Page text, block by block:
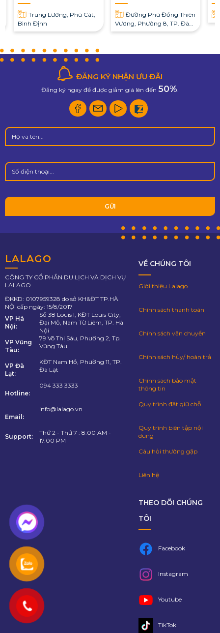
Trung Lương, Phù Cát,
Bình Định
Đường Phù Đổng Thiên
Vương, Phường 8, TP. Đà
Lạt
ĐĂNG KÝ NHẬN ƯU ĐÃI
Đăng ký ngay để được giảm giá lên đến 50%.
LALAGO
CÔNG TY CỔ PHẦN DU LỊCH VÀ DỊCH VỤ
LALAGO
ĐKKD: 0107959328 do sở KH&ĐT TP.HÀ
NỘI cấp ngày: 15/8/2017
VP Hà
Nội:
Số 38 Louis I, KĐT Louis City,
Đại Mỗ, Nam Từ Liêm, TP. Hà
Nội
VP Vũng
Tàu:
79 Võ Thị Sáu, Phường 2, Tp.
Vũng Tàu
VP Đà
Lạt:
KĐT Nam Hồ, Phường 11, TP.
Đà Lạt
Hotline:
094 333 3333
Email:
info@lalago.vn
Support:
Thứ 2 - Thứ 7 : 8.00 AM -
17.00 PM
VỀ CHÚNG TÔI
Giới thiệu Lalago
Chính sách thanh toán
Chính sách vận chuyển
Chính sách hủy/ hoàn trả
Chính sách bảo mật
thông tin
Quy trình đặt giữ chỗ
Quy trình biên tập nội
dung
Câu hỏi thường gặp
Liên hệ
THEO DÕI CHÚNG
TÔI
Facebook
Instagram
Youtube
TikTok